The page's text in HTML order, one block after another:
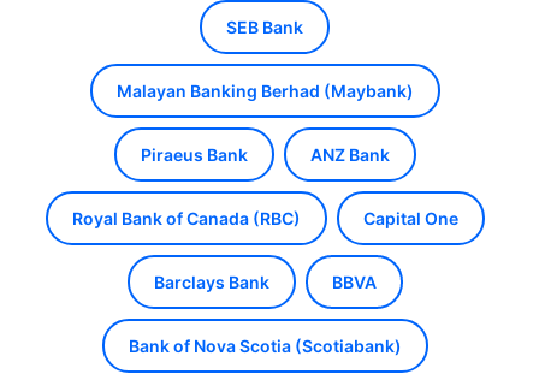
SEB Bank
Malayan Banking Berhad (Maybank)
Piraeus Bank ANZ Bank
Royal Bank of Canada (RBC) Capital One
Barclays Bank BBVA
Bank of Nova Scotia (Scotiabank)